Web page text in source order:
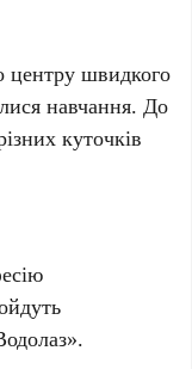
центру швидкого
навчання. До
куточків